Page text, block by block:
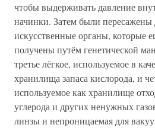
чтобы выдерживать давление
начинки. Затем были
искусственные органы, которые
получены путём генетической
третье лёгкое, используемое в
хранилища запаса кислорода, и
используемое как хранилище
углерода и других ненужных
линзы и непроницаемая для